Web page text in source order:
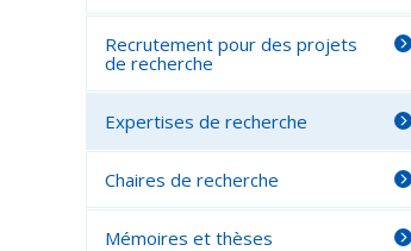
Recrutement pour des projets
de recherche
Expertises de recherche
Chaires de recherche
Mémoires et thèses